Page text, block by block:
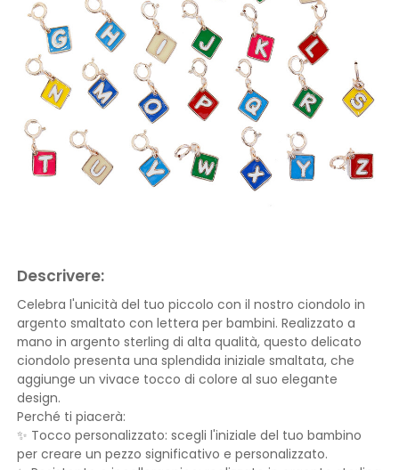
Descrivere:
Celebra l'unicità del tuo piccolo con il nostro ciondolo in
argento smaltato con lettera per bambini. Realizzato a
mano in argento sterling di alta qualità, questo delicato
ciondolo presenta una splendida iniziale smaltata, che
aggiunge un vivace tocco di colore al suo elegante
design.
Perché ti piacerà:
✨ Tocco personalizzato: scegli l'iniziale del tuo bambino
per creare un pezzo significativo e personalizzato.